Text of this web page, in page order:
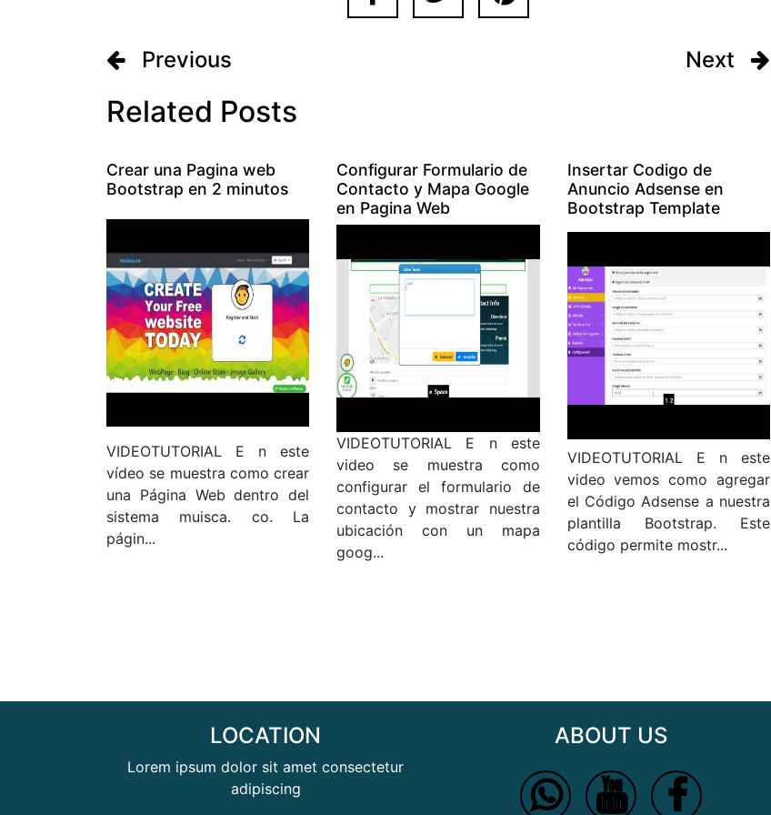
Previous Next
Related Posts
Crear una Pagina web
Bootstrap en 2 minutos
VIDEOTUTORIAL E n este
vídeo se muestra como crear
una Página Web dentro del
sistema muisca. co. La
págin...
Configurar Formulario de
Contacto y Mapa Google
en Pagina Web
VIDEOTUTORIAL E n este
video se muestra como
configurar el formulario de
contacto y mostrar nuestra
ubicación con un mapa
goog...
Insertar Codigo de
Anuncio Adsense en
Bootstrap Template
VIDEOTUTORIAL E n este
video vemos como agregar
el Código Adsense a nuestra
plantilla Bootstrap. Este
código permite mostr...
LOCATION
Lorem ipsum dolor sit amet consectetur
adipiscing
ABOUT US